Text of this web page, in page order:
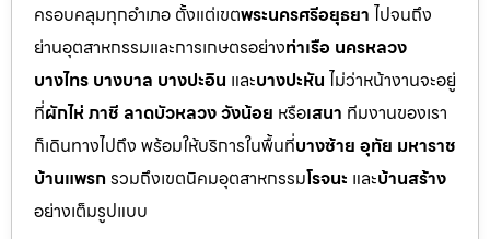
ครอบคลุมทุกอำเภอ ตั้งแต่เขตพระนครศรีอยุธยา ไปจนถึง
ย่านอุตสาหกรรมและการเกษตรอย่างท่าเรือ นครหลวง
บางไทร บางบาล บางปะอิน และบางปะหัน ไม่ว่าหน้างานจะอยู่
ที่ผักไห่ ภาชี ลาดบัวหลวง วังน้อย หรือเสนา ทีมงานของเรา
ก็เดินทางไปถึง พร้อมให้บริการในพื้นที่บางซ้าย อุทัย มหาราช
บ้านแพรกรวมถึงเขตนิคมอุตสาหกรรมโรจนะ และบ้านสร้าง
อย่างเต็มรูปแบบ